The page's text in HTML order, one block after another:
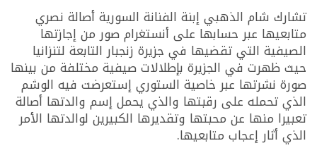
تشارك شام الذهبي إبنة الفنانة السورية أصالة نصري
متابعيها عبر حسابها على أنستغرام صور من إجازتها
الصيفية التي تقضيها في جزيرة زنجبار التابعة لتنزانيا
حيث ظهرت في الجزيرة بإطلالات صيفية مختلفة من بينها
صورة نشرتها عبر خاصية الستوري إستعرضت فيه الوشم
الذي تحمله على رقبتها والذي يحمل إسم والدتها أصالة
تعبيرا منها عن محبتها وتقديرها الكبيرين لوالدتها الأمر
الذي أثار إعجاب متابعيها.